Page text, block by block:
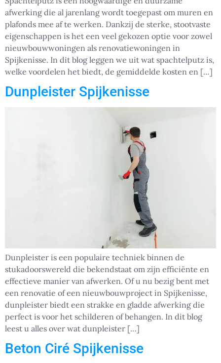
afwerking die al jarenlang wordt toegepast om muren en
plafonds mee af te werken. Dankzij de sterke, stootvaste
eigenschappen is het een veel gekozen optie voor zowel
nieuwbouwwoningen als renovatiewoningen in
Spijkenisse. In dit blog leggen we uit wat spachtelputz is,
welke voordelen het biedt, de gemiddelde kosten en […]
Dunpleister Spijkenisse
Dunpleister is een populaire techniek binnen de
stukadoorswereld die bekendstaat om zijn efficiënte en
effectieve manier van afwerken. Of u nu bezig bent met
een renovatie of een nieuwbouwproject in Spijkenisse,
dunpleister biedt een strakke en gladde afwerking die
perfect is voor het schilderen of behangen. In dit blog
leest u alles over wat dunpleister […]
Beton Ciré Spijkenisse